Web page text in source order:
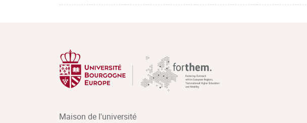
Maison de l'université